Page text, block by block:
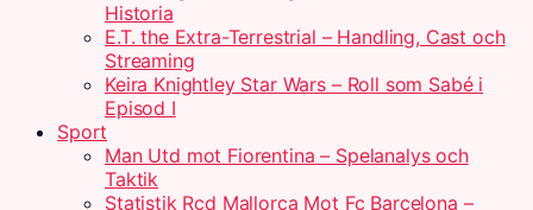
Historia
E.T. the Extra-Terrestrial – Handling, Cast och
Streaming
Keira Knightley Star Wars – Roll som Sabé i
Episod I
Sport
Man Utd mot Fiorentina – Spelanalys och
Taktik
Statistik Rcd Mallorca Mot Fc Barcelona –